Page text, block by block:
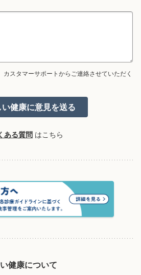
スタマーサポートからご連絡させていただく
ある質問 はこちら
健康について